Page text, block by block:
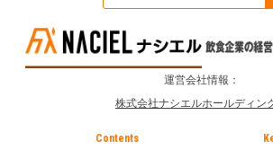
運営会社情報：
株式会社ナシエルホールディン
Contents